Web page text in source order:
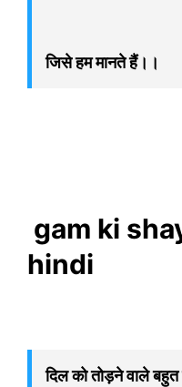
जिसे हम मानते हैं।।
gam ki
hindi
दिल को तोड़ने वाले बहुत